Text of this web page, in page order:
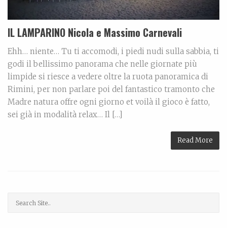
IL LAMPARINO Nicola e Massimo Carnevali
Ehh… niente… Tu ti accomodi, i piedi nudi sulla sabbia, ti
godi il bellissimo panorama che nelle giornate più
limpide si riesce a vedere oltre la ruota panoramica di
Rimini, per non parlare poi del fantastico tramonto che
Madre natura offre ogni giorno et voilà il gioco è fatto,
sei già in modalità relax… Il […]
Read More